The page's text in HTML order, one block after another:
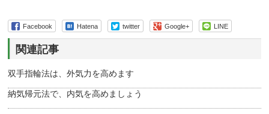
Facebook Hatena twitter Google+ LINE
関連記事
双手指輪法は、外気力を高めます
納気帰元法で、内気を高めましょう